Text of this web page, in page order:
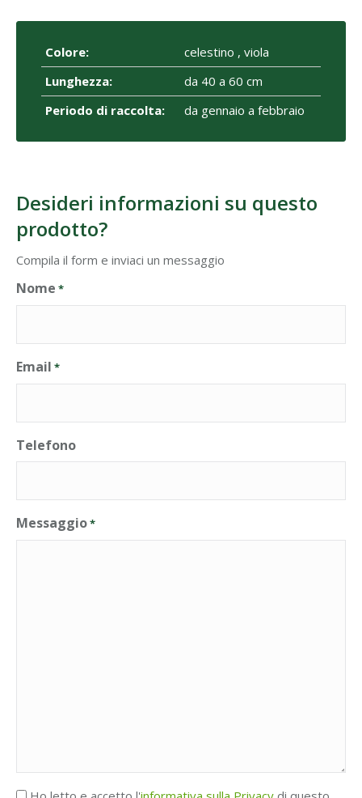
Colore:
celestino , viola
Lunghezza:
da 40 a 60 cm
Periodo di raccolta:
da gennaio a febbraio
Desideri informazioni su questo
prodotto?
Compila il form e inviaci un messaggio
Nome *
Email *
Telefono
Messaggio*